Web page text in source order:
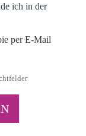
ich in der
per E-Mail